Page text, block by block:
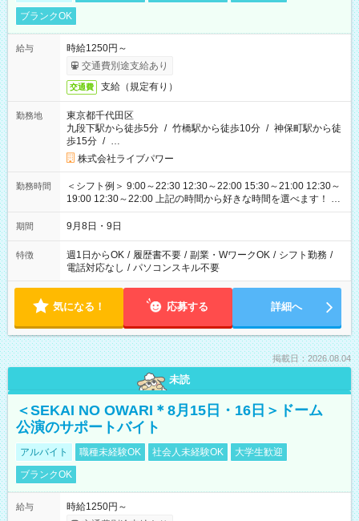
ブランクOK
給与
時給1250円～
交通費別途支給あり
交通費 支給（規定有り）
勤務地
東京都千代田区
九段下駅から徒歩5分 / 竹橋駅から徒歩10分 / 神保町駅から徒
歩15分 / …
株式会社ライブパワー
勤務時間
＜シフト例＞ 9:00～22:30 12:30～22:00 15:30～21:00 12:30～
19:00 12:30～22:00 上記の時間から好きな時間を選べます！ ※
時間は変更となる可能性があります
期間 9月8日・9日
特徴 週1日からOK / 履歴書不要 / 副業・WワークOK / シフト勤務 /
電話対応なし / パソコンスキル不要
気になる！ 応募する 詳細へ
掲載日：2026.08.04
未読
＜SEKAI NO OWARI＊8月15日・16日＞ドーム
公演のサポートバイト
アルバイト 職種未経験OK 社会人未経験OK
大学生歓迎
ブランクOK
給与
時給1250円～